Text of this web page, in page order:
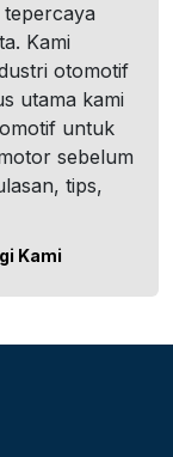
Kami
otomotif
utama kami
untuk
sebelum
tips,
Kami